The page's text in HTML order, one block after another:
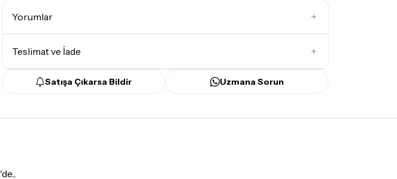
Yorumlar
Teslimat ve İade
Teslimat Koşulları
Seçtiğiniz ürünlerin tamamı
Satışa Çıkarsa Bildir Uzmana Sorun
'de...